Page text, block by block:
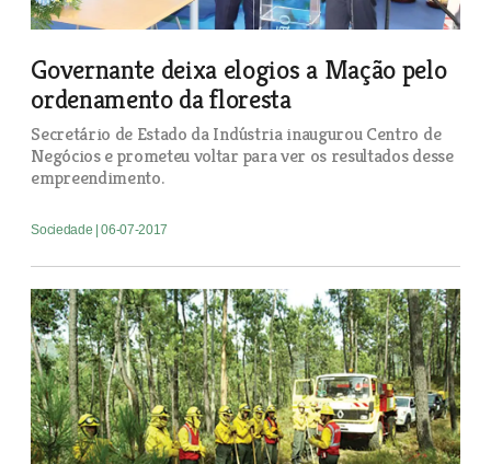
Governante deixa elogios a Mação pelo
ordenamento da floresta
Secretário de Estado da Indústria inaugurou Centro de
Negócios e prometeu voltar para ver os resultados desse
empreendimento.
Sociedade | 06-07-2017